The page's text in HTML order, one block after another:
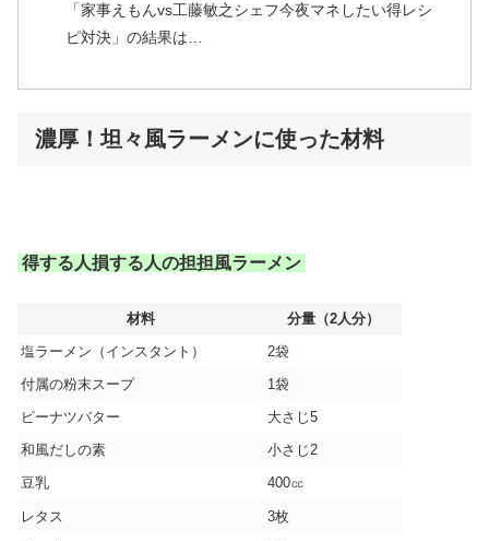
「家事えもんvs工藤敏之シェフ今夜マネしたい得レシ
ピ対決」の結果は…
濃厚！坦々風ラーメンに使った材料
得する人損する人の担担風ラーメン
材料
分量（2人分）
塩ラーメン（インスタント）
2袋
付属の粉末スープ
1袋
ピーナツバター
大さじ5
和風だしの素
小さじ2
豆乳
400㏄
レタス 3枚